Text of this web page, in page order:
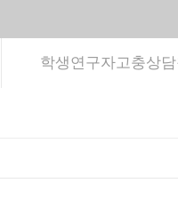
학생연구자고충상